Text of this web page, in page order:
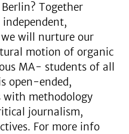
Together
will nurture our
motion of organic
MA- students of all
open-ended,
with methodology
journalism,
For more info